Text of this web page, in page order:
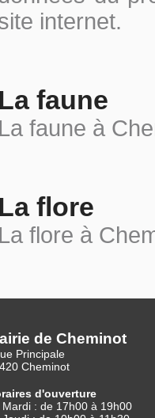
internet.
La faune
La faune à
La flore
La flore à
de Cheminot
Principale
Cheminot
d'ouverture
Mardi : de 17h00 à 19h00